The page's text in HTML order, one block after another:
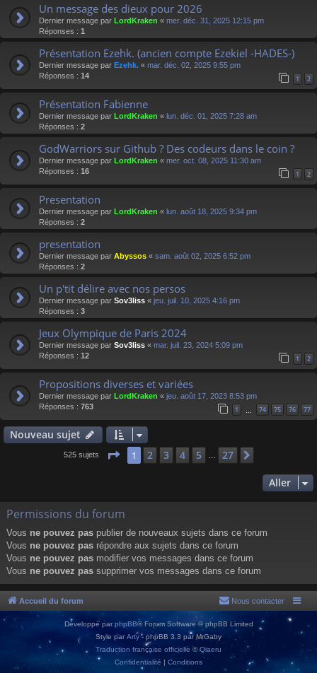
Un message des dieux pour 2026
Dernier message par LordKraken « mer. déc. 31, 2025 12:15 pm
Réponses : 1
Présentation Ezehk. (ancien compte Ezekiel -HADES-)
Dernier message par Ezehk. « mar. déc. 02, 2025 9:55 pm
Réponses : 14 1 2
Présentation Fabienne
Dernier message par LordKraken « lun. déc. 01, 2025 7:28 am
Réponses : 2
GodWarriors sur Github ? Des codeurs dans le coin ?
Dernier message par LordKraken « mer. oct. 08, 2025 11:30 am
Réponses : 16 1 2
Presentation
Dernier message par LordKraken « lun. août 18, 2025 9:34 pm
Réponses : 2
presentation
Dernier message par Abyssos « sam. août 02, 2025 6:52 pm
Réponses : 2
Un p'tit délire avec nos persos
Dernier message par Sov3liss « jeu. juil. 10, 2025 4:16 pm
Réponses : 3
Jeux Olympique de Paris 2024
Dernier message par Sov3liss « mar. juil. 23, 2024 5:09 pm
Réponses : 12 1 2
Propositions diverses et variées
Dernier message par LordKraken « jeu. août 17, 2023 8:53 pm
Réponses : 763 1 … 74 75 76 77
Nouveau sujet
525 sujets Page 1sur 27
1 2 3 4 5 27
Aller
Permissions du forum
Vous ne pouvez pas publier de nouveaux sujets dans ce forum
Vous ne pouvez pas répondre aux sujets dans ce forum
Vous ne pouvez pas modifier vos messages dans ce forum
Vous ne pouvez pas supprimer vos messages dans ce forum
Accueil du forum Nous contacter
Développé par phpBB® Forum Software © phpBB Limited
Style par Arty- phpBB 3.3 par MrGaby
Traduction française officielle ©Qiaeru
Confidentialité | Conditions